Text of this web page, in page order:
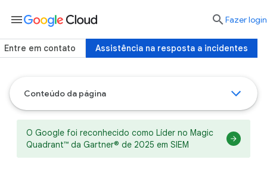
Conteúdo da página
O Google foi reconhecido como Líder no Magic
Quadrant™ da Gartner® de 2025 em SIEM
menu  Fazer login
Assistência na resposta a incidentes
Entre em contato